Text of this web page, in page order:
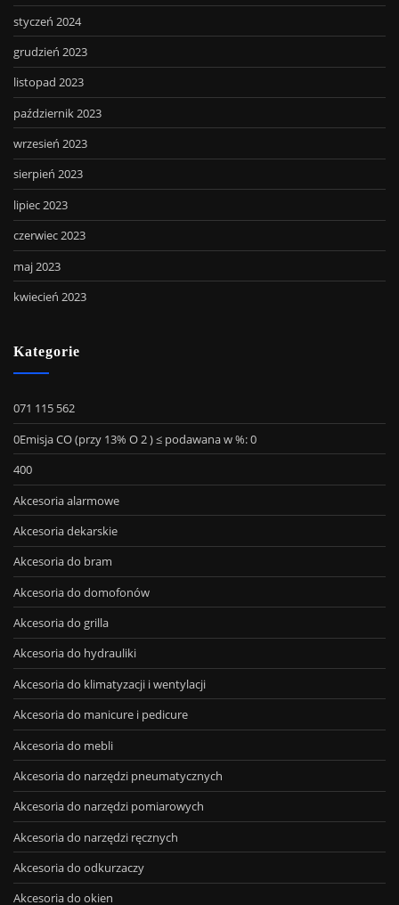
styczeń 2024
grudzień 2023
listopad 2023
październik 2023
wrzesień 2023
sierpień 2023
lipiec 2023
czerwiec 2023
maj 2023
kwiecień 2023
Kategorie
071 115 562
0Emisja CO (przy 13% O 2 ) ≤ podawana w %: 0
400
Akcesoria alarmowe
Akcesoria dekarskie
Akcesoria do bram
Akcesoria do domofonów
Akcesoria do grilla
Akcesoria do hydrauliki
Akcesoria do klimatyzacji i wentylacji
Akcesoria do manicure i pedicure
Akcesoria do mebli
Akcesoria do narzędzi pneumatycznych
Akcesoria do narzędzi pomiarowych
Akcesoria do narzędzi ręcznych
Akcesoria do odkurzaczy
Akcesoria do okien